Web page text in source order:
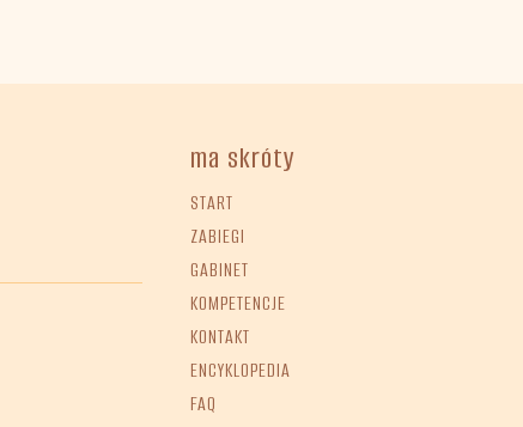
ma skróty
START
ZABIEGI
GABINET
KOMPETENCJE
KONTAKT
ENCYKLOPEDIA
FAQ